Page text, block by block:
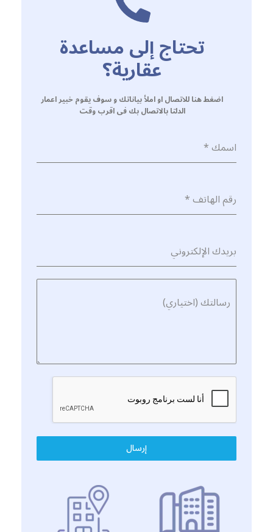
تحتاج إلى مساعدة
عقارية؟
اضغط هنا للاتصال او املأ بياناتك و سوف يقوم خبير اعمار
الدلتا بالاتصال بك فى اقرب وقت
اسمك*
رقم الهاتف*
بريدك الإلكتروني
رسالتك (اختياري)
إرسال